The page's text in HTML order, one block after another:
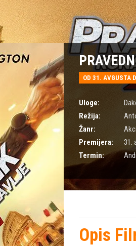
OD 31. AVGUSTA
Uloge:
Režija:
Žanr:
Premijera:
31.
Termin:
Opis